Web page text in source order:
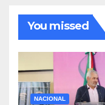
You missed
NACIONAL